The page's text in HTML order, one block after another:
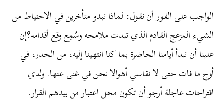
الواجب على الفور أن نقول: لماذا نبدو متأخرين في الاحتياط من
الشيء المزعج القادم الذي تبدت ملامحه وسُمِع وقع أقدامه؟إن
علينا أن نبدأ أيامنا الحاضرة بما كنا انتهينا إليه، من الحذر، في
أوج ما فات حتى لا نقاسي أهوالا نحن في غنى عنها. ولدي
اقتراحات عاجلة أرجو أن تكون محل اعتبار من بيدهم القرار.